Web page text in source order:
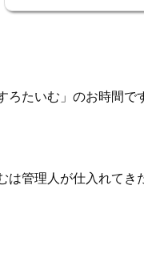
ろたいむ」 のお時間で
は管理人が仕入れて